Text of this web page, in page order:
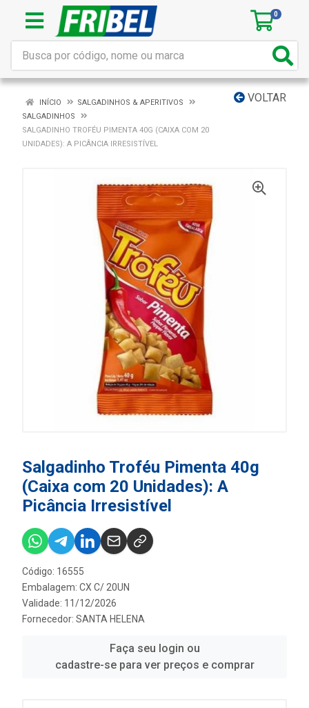
0
VOLTAR
INÍCIO
SALGADINHOS & APERITIVOS
SALGADINHOS
SALGADINHO TROFÉU PIMENTA 40G (CAIXA COM 20
UNIDADES): A PICÂNCIA IRRESISTÍVEL
Salgadinho Troféu Pimenta 40g
(Caixa com 20 Unidades): A
Picância Irresistível
Código: 16555
Embalagem: CX C/ 20UN
Validade: 11/12/2026
Fornecedor: SANTA HELENA
Faça seu login ou
cadastre-se para ver preços e comprar